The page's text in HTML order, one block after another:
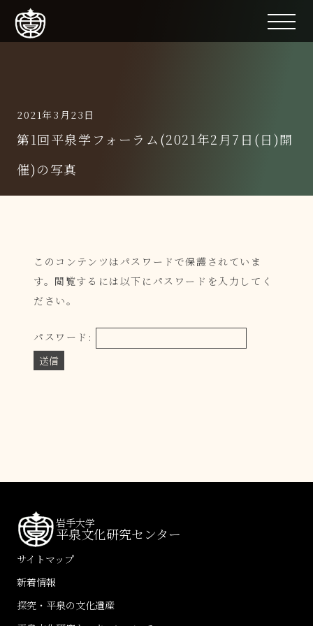
2021年3月23日
第1回平泉学フォーラム(2021年2月7日(日)開
催)の写真
このコンテンツはパスワードで保護されていま
す。閲覧するには以下にパスワードを入力してく
ださい。
パスワード:
岩手大学
平泉文化研究センター
サイトマップ
新着情報
探究・平泉の文化遺産